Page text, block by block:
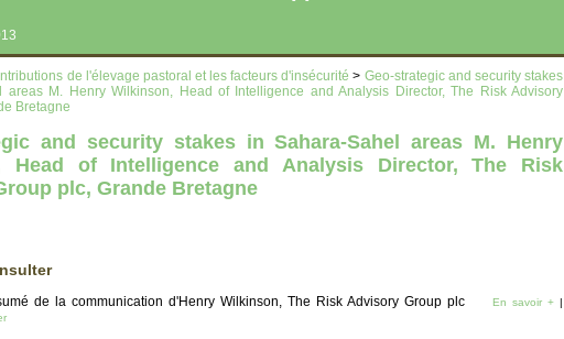
de l'élevage pastoral et les facteurs d'insécurité > Geo-strategic and security stakes
areas M. Henry Wilkinson, Head of Intelligence and Analysis Director, The Risk Advisory
Bretagne
and security stakes in Sahara-Sahel areas M. Henry
Head of Intelligence and Analysis Director, The Risk
plc, Grande Bretagne
de la communication d'Henry Wilkinson, The Risk Advisory Group plc En savoir + |